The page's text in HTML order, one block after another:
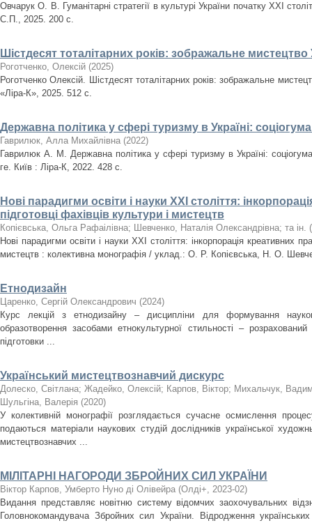
Овчарук О. В. Гуманітарні стратегії в культурі України початку ХХІ
С.П., 2025. 200 с.
Шістдесят тоталітарних років: зображальне мистецтво
Роготченко, Олексій (2025)
Роготченко Олексій. Шістдесят тоталітарних років: зображальне
«Ліра-К», 2025. 512 с.
Державна політика у сфері туризму в Україні:
Гаврилюк, Алла Михайлівна (2022)
Гаврилюк А. М. Державна політика у сфері туризму в Україні:
ге. Київ : Ліра-К, 2022. 428 с.
Нові парадигми освіти і науки ХХІ століття:
підготовці фахівців культури і мистецтв
Копієвська, Ольга Рафаілівна; Шевченко, Наталія Олександрівна; та ін. (
Нові парадигми освіти і науки ХХІ століття: інкорпорація креативних
мистецтв : колективна монографія / уклад.: О. Р. Копієвська, Н. О.
Етнодизайн
Царенко, Сергій Олександрович (2024)
Курс лекцій з етнодизайну – дисципліни для формування
образотворення засобами етнокультурної стильності – розрахований
підготовки ...
Український мистецтвознавчий дискурс
Долеско, Світлана; Жадейко, Олексій; Карпов, Віктор; Михальчук,
Шульгіна, Валерія (2020)
У колективній монографії розглядається сучасне осмислення
подаються матеріали наукових студій дослідників української
мистецтвознавчих ...
МІЛІТАРНІ НАГОРОДИ ЗБРОЙНИХ СИЛ УКРАЇНИ
Віктор Карпов, Умберто Нуно ді Олівейра (Олді+, 2023-02)
Видання представляє новітню систему відомчих заохочувальних
Головнокомандувача Збройних сил України. Відродження українських